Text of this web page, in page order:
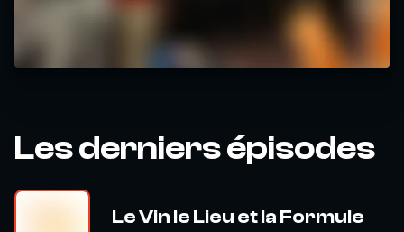
Les derniers épisodes
Le Vin le Lieu et la Formule